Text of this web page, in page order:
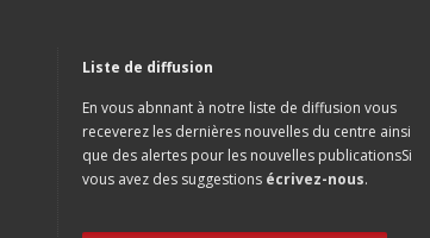
Liste de diffusion
En vous abnnant à notre liste de diffusion vous
receverez les dernières nouvelles du centre ainsi
que des alertes pour les nouvelles publicationsSi
vous avez des suggestions écrivez-nous.